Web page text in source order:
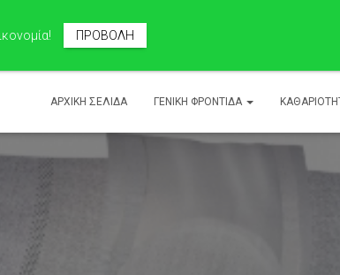
ΑΡΧΙΚΉ ΣΕΛΊΔΑ ΓΕΝΙΚΉ ΦΡΟΝΤΊΔΑ
ΠΡΟΒΟΛΗ